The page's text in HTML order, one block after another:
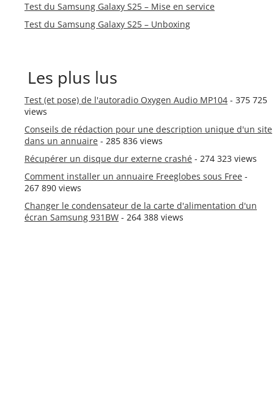
Test du Samsung Galaxy S25 – Mise en service
Test du Samsung Galaxy S25 – Unboxing
Les plus lus
Test (et pose) de l'autoradio Oxygen Audio MP104 - 375 725
views
Conseils de rédaction pour une description unique d'un site
dans un annuaire - 285 836 views
Récupérer un disque dur externe crashé - 274 323 views
Comment installer un annuaire Freeglobes sous Free -
267 890 views
Changer le condensateur de la carte d'alimentation d'un
écran Samsung 931BW - 264 388 views